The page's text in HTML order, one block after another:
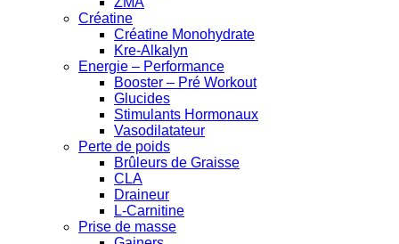
Créatine
Créatine Monohydrate
Kre-Alkalyn
Energie – Performance
Booster – Pré Workout
Glucides
Stimulants Hormonaux
Vasodilatateur
Perte de poids
Brûleurs de Graisse
CLA
Draineur
L-Carnitine
Prise de masse